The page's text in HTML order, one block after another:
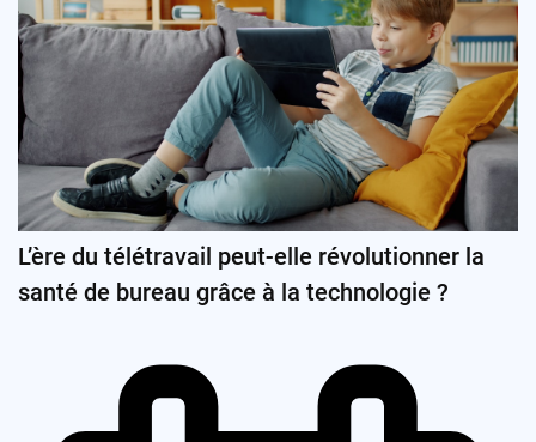
L’ère du télétravail peut-elle révolutionner la
santé de bureau grâce à la technologie ?